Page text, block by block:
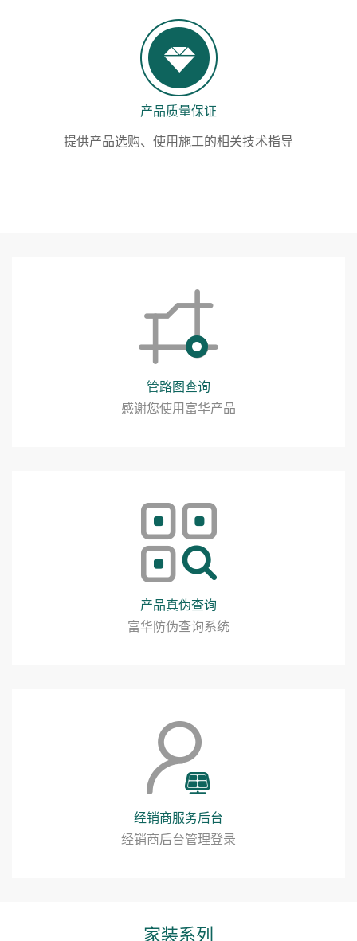
产品质量保证
提供产品选购、使用施工的相关技术指导
管路图查询
感谢您使用富华产品
产品真伪查询
富华防伪查询系统
经销商服务后台
经销商后台管理登录
家装系列